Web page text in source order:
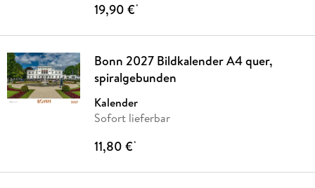
19,90 €*
Bonn 2027 Bildkalender A4 quer,
spiralgebunden
Kalender
Sofort lieferbar
11,80 €*